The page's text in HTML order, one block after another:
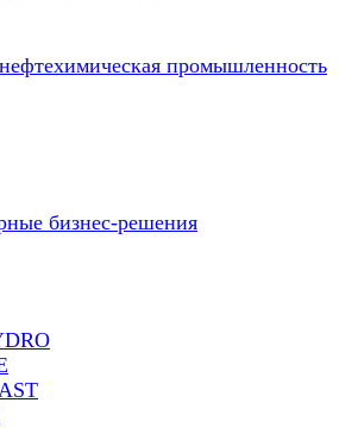
промышленность
бизнес-решения